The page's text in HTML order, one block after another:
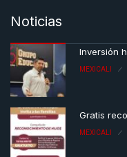
Noticias
Inversión
MEXICALI
Gratis
MEXICALI